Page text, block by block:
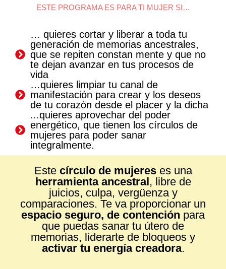
ESTE PROGRAMA ES PARA TI MUJER SI…
… quieres cortar y liberar a toda tu
generación de memorias ancestrales,
que se repiten constan mente y que no
te dejan avanzar en tus procesos de
vida
…quieres limpiar tu canal de
manifestación para crear y los deseos
de tu corazón desde el placer y la dicha
...quieres aprovechar del poder
energético, que tienen los círculos de
mujeres para poder sanar
integralmente.
Este círculo de mujereses una
herramienta ancestral, libre de
juicios, culpa, vergüenza y
comparaciones. Te va proporcionar un
espacio seguro, de contención para
que puedas sanar tu útero de
memorias, liderarte de bloqueos y
activar tu energía creadora.